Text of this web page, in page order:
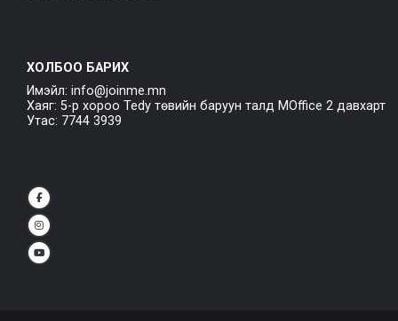
ХОЛБОО БАРИХ
Имэйл: info@joinme.mn
Хаяг: 5-р хороо Tedy төвийн баруун талд MOffice 2 давхарт
Утас: 7744 3939